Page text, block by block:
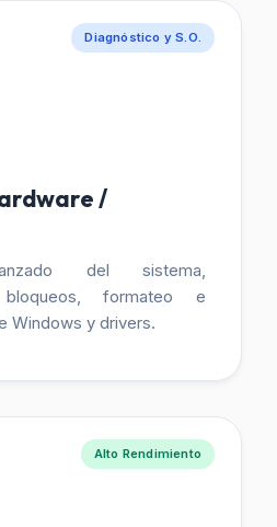
Diagnóstico y S.O.
/
del sistema,
formateo e
Windows y drivers.
Alto Rendimiento